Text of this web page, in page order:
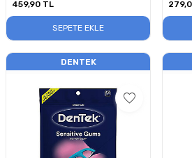
459,90 TL
SEPETE EKLE
DENTEK